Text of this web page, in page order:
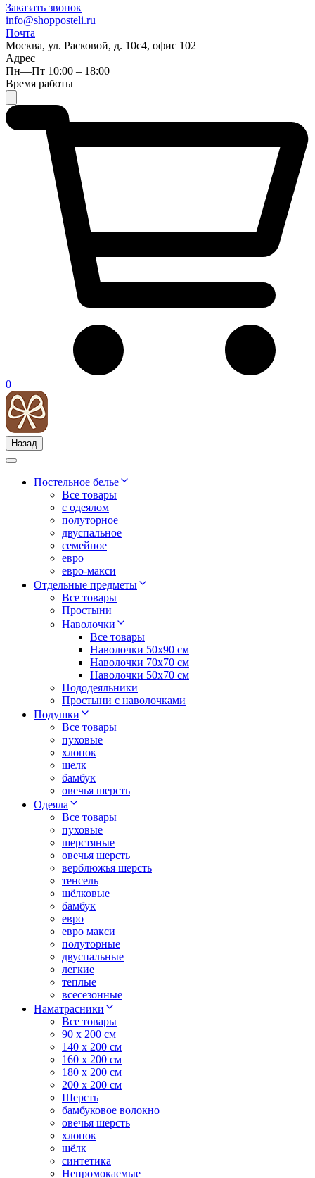
Заказать звонок
info@shopposteli.ru
Почта
Москва, ул. Расковой, д. 10с4, офис 102
Адрес
Пн—Пт 10:00 – 18:00
Время работы
0
Назад
Постельное белье
Все товары
с одеялом
полуторное
двуспальное
семейное
евро
евро-макси
Отдельные предметы
Все товары
Простыни
Наволочки
Все товары
Наволочки 50x90 см
Наволочки 70x70 cм
Наволочки 50х70 см
Пододеяльники
Простыни с наволочками
Подушки
Все товары
пуховые
хлопок
шелк
бамбук
овечья шерсть
Одеяла
Все товары
пуховые
шерстяные
овечья шерсть
верблюжья шерсть
тенсель
шёлковые
бамбук
евро
евро макси
полуторные
двуспальные
легкие
теплые
всесезонные
Наматрасники
Все товары
90 x 200 см
140 x 200 см
160 x 200 см
180 x 200 см
200 x 200 см
Шерсть
бамбуковое волокно
овечья шерсть
хлопок
шёлк
синтетика
Непромокаемые